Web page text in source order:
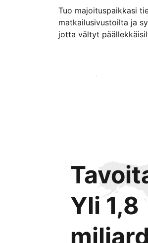
Tuo majoituspaikkasi
matkailusivustoilta ja
jotta vältyt
Aloita jo tänään
Yli 1,8